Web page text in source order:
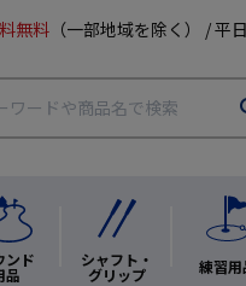
無料 （一部地域を除く） /
ンド
品
シャフト・
グリップ 練習用